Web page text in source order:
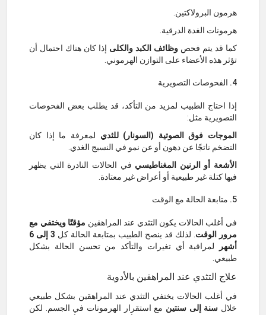
هرمون البرولاكتين.
هرمونات الغدة الدرقية.
كما قد يتم فحص وظائف الكبد والكلى إذا كان هناك احتمال أن
تؤثر هذه الأعضاء على التوازن الهرموني.
4. الفحوصات التصويرية
إذا احتاج الطبيب لمزيد من التأكد، قد يطلب بعض الفحوصات
التصويرية مثل:
الموجات فوق الصوتية (السونار) للثدي لمعرفة ما إذا كان
التضخم ناتجًا عن دهون أو عن نمو في النسيج الغدي.
الأشعة أو الرنين المغناطيسي في الحالات النادرة التي يظهر
فيها كتلة غير طبيعية أو أعراض غير معتادة.
5. متابعة الحالة مع الوقت
في أغلب الحالات يكون التثدي عند المراهقين مؤقتًا ويختفي مع
مرور الوقت . لذلك قد ينصح الطبيب بمتابعة الحالة كل
3 إلى 6
أشهر
لمراقبة أي تغيرات والتأكد من تحسن الحالة بشكل
طبيعي.
علاج التثدي عند المراهقين بالأدوية
في أغلب الحالات يختفي التثدي عند المراهقين بشكل طبيعي
خلال سنة إلى سنتين مع استقرار الهرمونات في الجسم. لكن